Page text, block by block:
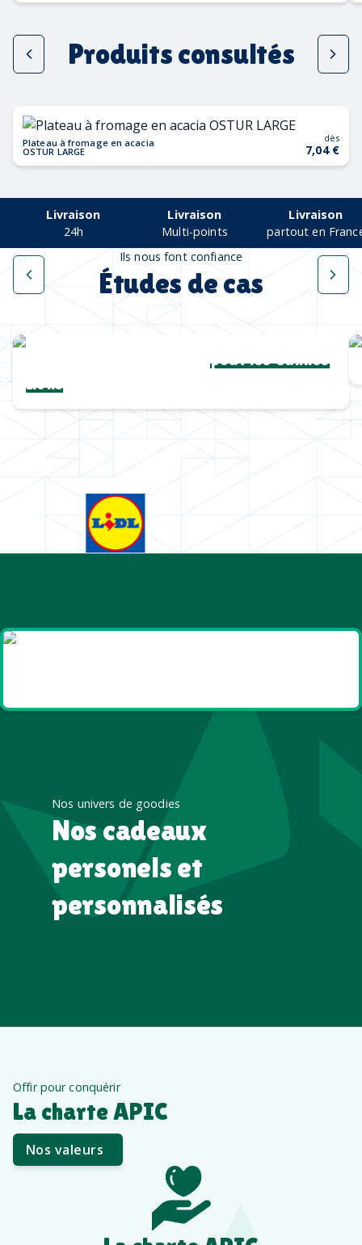
Produits consultés
Plateau à fromage en acacia
OSTUR LARGE
dès
7,04 €
Livraison
24h
Livraison
Multi-points
Livraison
partout en
Ils nous font confiance
Études de cas
Une collection complètepour les Cannes
Lions
Nos univers de goodies
Nos cadeaux
personels et
personnalisés
Offir pour conquérir
La charte APIC
Nos valeurs